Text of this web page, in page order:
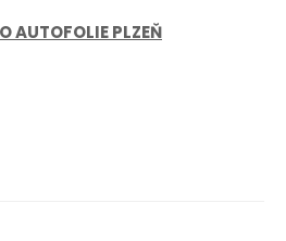
AUTOFOLIE PLZEŇ